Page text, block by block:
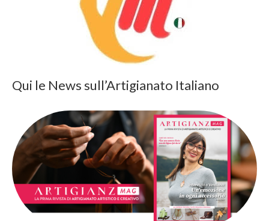
Qui le News sull’Artigianato Italiano